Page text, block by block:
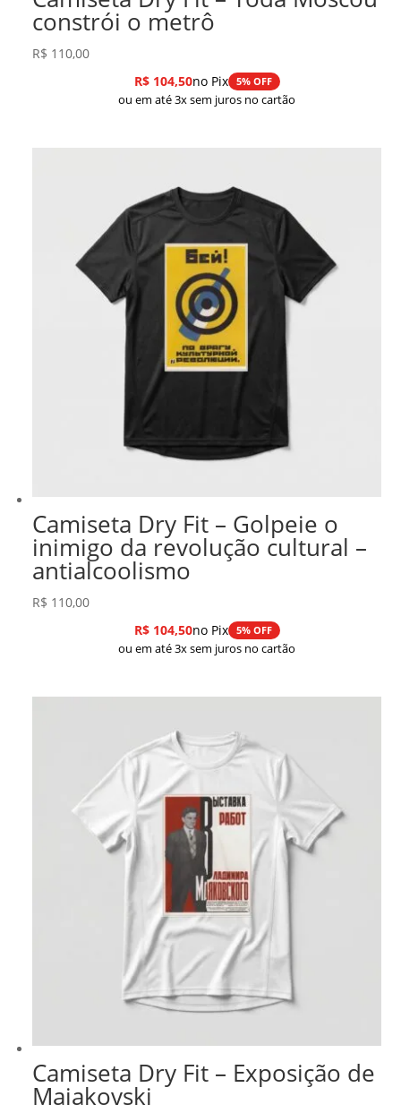
constrói o metrô
R$ 110,00
R$104,50no Pix 5% OFF
ou em até 3x sem juros no cartão
Camiseta Dry Fit – Golpeie o
inimigo da revolução cultural –
antialcoolismo
R$ 110,00
R$104,50no Pix 5% OFF
ou em até 3x sem juros no cartão
Camiseta Dry Fit – Exposição de
Maiakovski